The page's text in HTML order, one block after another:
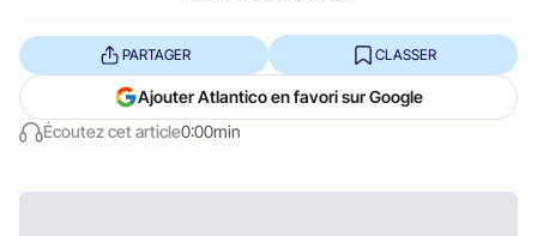
Écoutez cet article0:00min
PARTAGER CLASSER
Ajouter Atlantico en favori sur Google